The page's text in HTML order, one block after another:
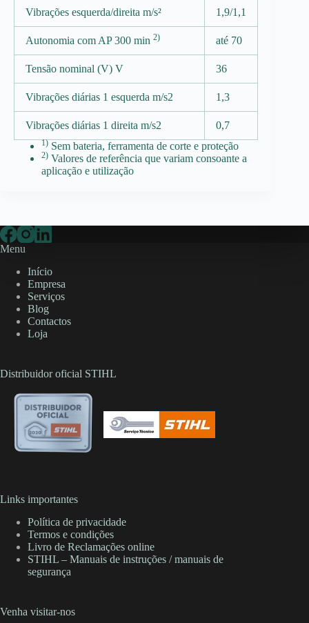
Vibrações esquerda/direita m/s² 1,9/1,1
Autonomia com AP 300 min 2) até 70
Tensão nominal (V) V 36
Vibrações diárias 1 esquerda m/s2 1,3
Vibrações diárias 1 direita m/s2 0,7
1) Sem bateria, ferramenta de corte e proteção
2) Valores de referência que variam consoante a
aplicação e utilização
Menu
Início
Empresa
Serviços
Blog
Contactos
Loja
Distribuidor oficial STIHL
Links importantes
Política de privacidade
Termos e condições
Livro de Reclamações online
STIHL – Manuais de instruções / manuais de
segurança
Venha visitar-nos